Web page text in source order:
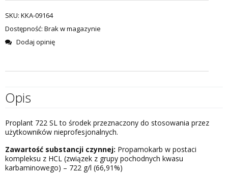
SKU: KKA-09164
Dostępność: Brak w magazynie
Dodaj opinię
Opis
Proplant 722 SL to środek przeznaczony do stosowania przez
użytkowników nieprofesjonalnych.
Zawartość substancji czynnej: Propamokarb w postaci
kompleksu z HCL (związek z grupy pochodnych kwasu
karbaminowego) – 722 g/l (66,91%)